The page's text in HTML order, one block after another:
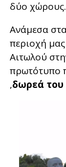
δύο χώρους.
Ανάμεσα
περιοχή
Αιτωλού
πρωτότυπο
,δωρεά του